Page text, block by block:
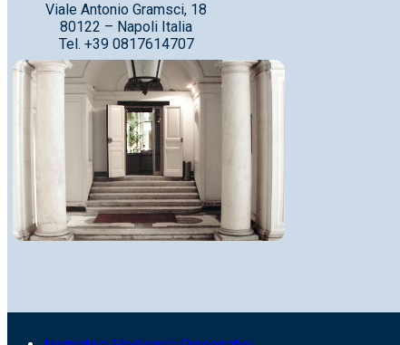
Viale Antonio Gramsci, 18
80122 – Napoli Italia
Tel. +39 0817614707